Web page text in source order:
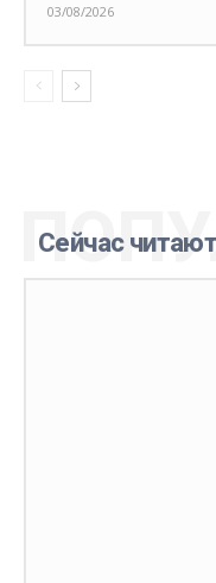
03/08/2026
Сейчас читают